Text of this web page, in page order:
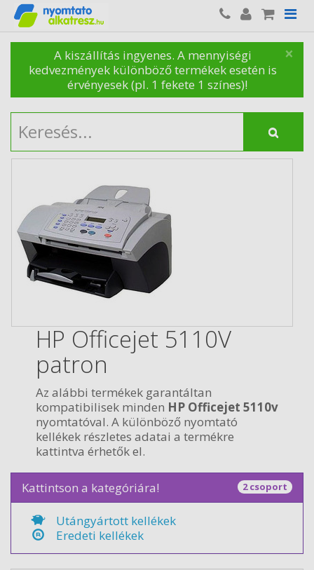
×
A kiszállítás ingyenes. A mennyiségi
kedvezmények különböző termékek esetén is
érvényesek (pl. 1 fekete 1 színes)!
HP Officejet 5110V
patron
Az alábbi termékek garantáltan
kompatibilisek minden HP Officejet 5110v
nyomtatóval. A különböző nyomtató
kellékek részletes adatai a termékre
kattintva érhetők el.
Kattintson a kategóriára! 2 csoport
Utángyártott kellékek
Eredeti kellékek